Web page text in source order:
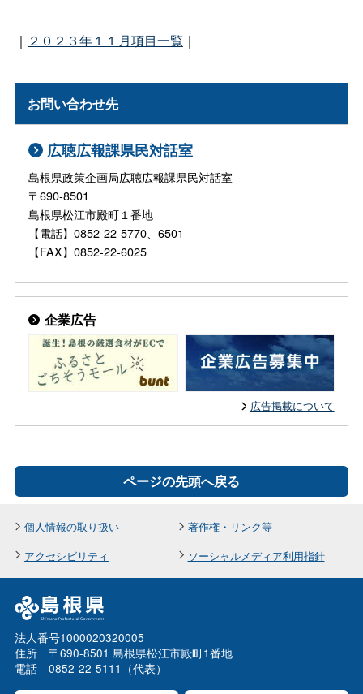
｜ ２０２３年１１月項目一覧 ｜
お問い合わせ先
広聴広報課県民対話室
島根県政策企画局広聴広報課県民対話室
〒690-8501
島根県松江市殿町１番地
【電話】0852-22-5770、6501
【FAX】0852-22-6025
企業広告
広告掲載について
ページの先頭へ戻る
個人情報の取り扱い
著作権・リンク等
アクセシビリティ
ソーシャルメディア利用指針
法人番号1000020320005
住所 〒690-8501 島根県松江市殿町1番地
電話 0852-22-5111（代表）